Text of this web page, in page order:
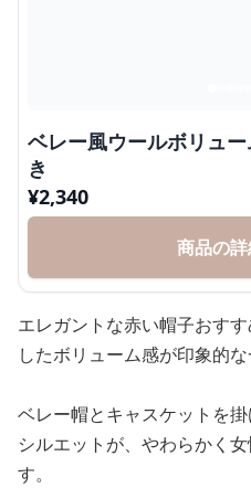
ベレー風ウールボリュ
き
¥2,340
商品の
エレガントな赤い帽子おす
したボリューム感が印象的な
ベレー帽とキャスケットを
シルエットが、やわらかく
す。